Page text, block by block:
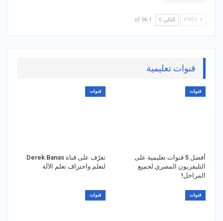
التالي 1 of 96
قنوات تعليمية
قنوات
أفضل 5 قنوات تعليمية على
التليفزيون المصري لجميع
المراحل!
قنوات
تعرّف على قناة Derek Banas
لتعلم واحتراف تعلم الآلة
قنوات قنوات